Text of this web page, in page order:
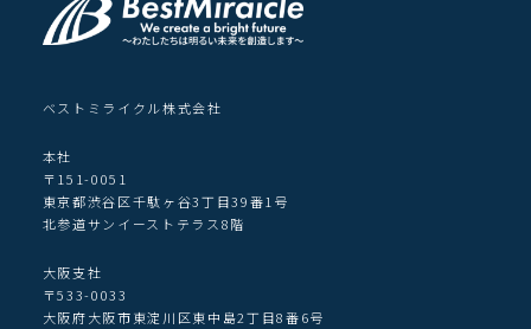
ベストミライクル株式会社
本社
〒151-0051
東京都渋谷区千駄ヶ谷3丁目39番1号
北参道サンイーストテラス8階
大阪支社
〒533-0033
大阪府大阪市東淀川区東中島2丁目8番6号